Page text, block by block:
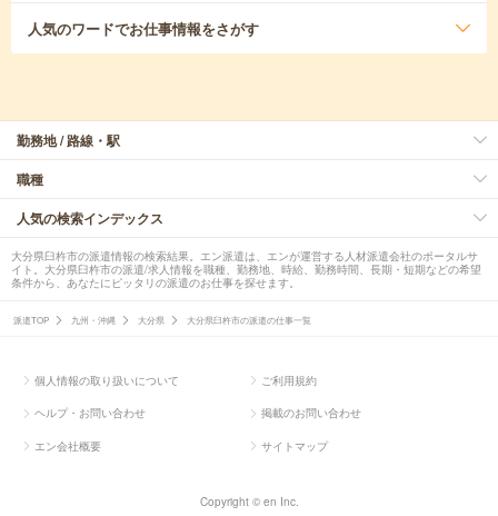
人気のワードでお仕事情報をさがす
勤務地 / 路線・駅
職種
人気の検索インデックス
大分県臼杵市の派遣情報の検索結果。エン派遣は、エンが運営する人材派遣会社のポータルサ
イト。大分県臼杵市の派遣/求人情報を職種、勤務地、時給、勤務時間、長期・短期などの希望
条件から、あなたにピッタリの派遣のお仕事を探せます。
派遣TOP 九州・沖縄 大分県 大分県臼杵市の派遣の仕事一覧
個人情報の取り扱いについて ご利用規約
ヘルプ・お問い合わせ 掲載のお問い合わせ
エン会社概要 サイトマップ
Copyright © en Inc.